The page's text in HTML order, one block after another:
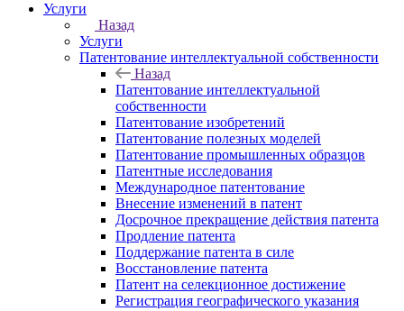
Услуги
Назад
Услуги
Патентование интеллектуальной собственности
Назад
Патентование интеллектуальной
собственности
Патентование изобретений
Патентование полезных моделей
Патентование промышленных образцов
Патентные исследования
Международное патентование
Внесение изменений в патент
Досрочное прекращение действия патента
Продление патента
Поддержание патента в силе
Восстановление патента
Патент на селекционное достижение
Регистрация географического указания